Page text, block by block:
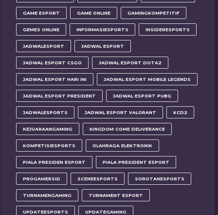
GAME ESPORT GAME ONLINE GAMINGKOMPETITIF
GEMES ONLINE INFORMASIESPORTS INSIDERESPORTS
JADWALESPORT JADWAL ESPORT
JADWAL ESPORT CSGO JADWAL ESPORT DOTA2
JADWAL ESPORT HARI INI JADWAL ESPORT MOBILE LEGENDS
JADWAL ESPORT PRESIDENT JADWAL ESPORT PUBG
JADWALESPORTS JADWAL ESPORT VALORANT KCD2
KEJUARAANGAMING KINGDOM COME DELIVERANCE
KOMPETISIESPORTS OLAHRAGA ELEKTRONIK
PIALA PRESIDEN ESPORT PIALA PRESIDENT ESPORT
PROGAMERSID SCENEESPORTS SOROTANESPORTS
TURNAMENGAMING TURNAMENT ESPORT
UPDATEESPORTS UPDATEGAMING